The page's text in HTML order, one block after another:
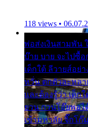
118 views •
พ่อส่งเงินสามพัน
บ๊าย บาย จะไปซื้อ
เด็กใต้ ลีวายส์อย่
หวั่น ตกตัวละหลา
และต้องรู้ว่า เด็ก
ยวน กวนโอ๊ยพอไ
เข้ามหาลัย จิ๊กโก๊